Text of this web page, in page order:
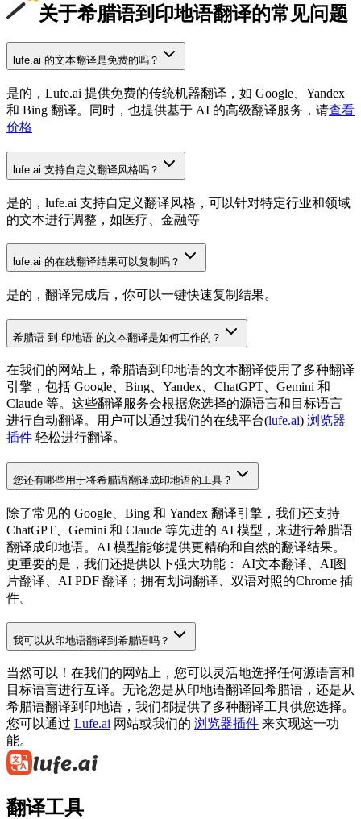
关于希腊语到印地语翻译的常见问题
lufe.ai 的文本翻译是免费的吗？
是的，Lufe.ai 提供免费的传统机器翻译，如 Google、Yandex
和 Bing 翻译。同时，也提供基于 AI 的高级翻译服务，请查看
价格
lufe.ai 支持自定义翻译风格吗？
是的，lufe.ai 支持自定义翻译风格，可以针对特定行业和领域
的文本进行调整，如医疗、金融等
lufe.ai 的在线翻译结果可以复制吗？
是的，翻译完成后，你可以一键快速复制结果。
希腊语 到 印地语 的文本翻译是如何工作的？
在我们的网站上，希腊语到印地语的文本翻译使用了多种翻译
引擎，包括 Google、Bing、Yandex、ChatGPT、Gemini 和
Claude 等。这些翻译服务会根据您选择的源语言和目标语言
进行自动翻译。用户可以通过我们的在线平台(lufe.ai) 浏览器
插件 轻松进行翻译。
您还有哪些用于将希腊语翻译成印地语的工具？
除了常见的 Google、Bing 和 Yandex 翻译引擎，我们还支持
ChatGPT、Gemini 和 Claude 等先进的 AI 模型，来进行希腊语
翻译成印地语。AI 模型能够提供更精确和自然的翻译结果。
更重要的是，我们还提供以下强大功能： AI文本翻译、AI图
片翻译、AI PDF 翻译；拥有划词翻译、双语对照的Chrome 插
件。
我可以从印地语翻译到希腊语吗？
当然可以！在我们的网站上，您可以灵活地选择任何源语言和
目标语言进行互译。无论您是从印地语翻译回希腊语，还是从
希腊语翻译到印地语，我们都提供了多种翻译工具供您选择。
您可以通过 Lufe.ai 网站或我们的 浏览器插件 来实现这一功
能。
翻译工具